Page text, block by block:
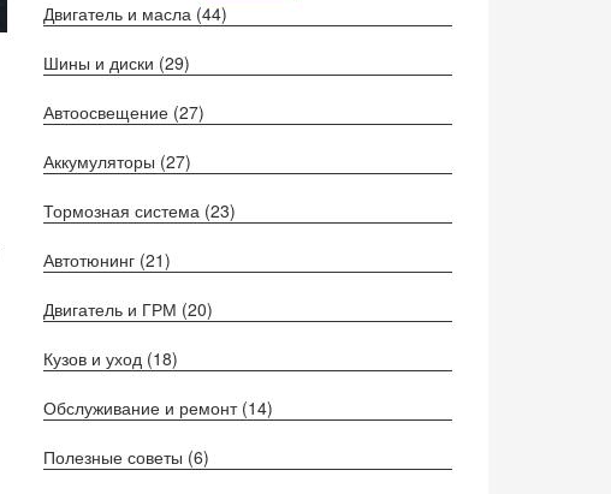
Двигатель и масла (44)
Шины и диски (29)
Автоосвещение (27)
Аккумуляторы (27)
Тормозная система (23)
Автотюнинг (21)
Двигатель и ГРМ (20)
Кузов и уход (18)
Обслуживание и ремонт (14)
Полезные советы (6)